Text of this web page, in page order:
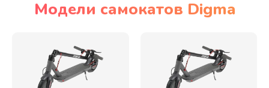
Модели самокатов Digma